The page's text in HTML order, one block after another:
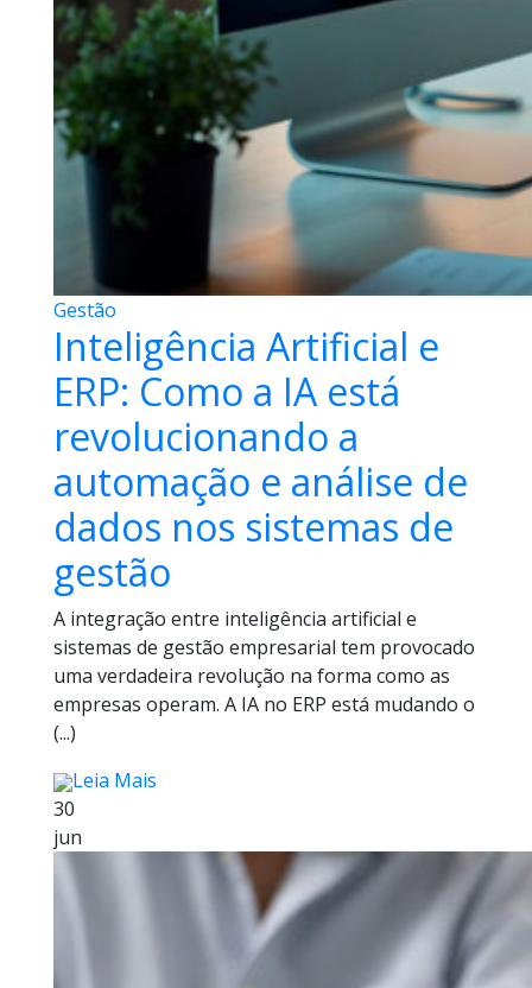
Gestão
Inteligência Artificial e
ERP: Como a IA está
revolucionando a
automação e análise de
dados nos sistemas de
gestão
A integração entre inteligência artificial e
sistemas de gestão empresarial tem provocado
uma verdadeira revolução na forma como as
empresas operam. A IA no ERP está mudando o
(...)
Leia Mais
30
jun